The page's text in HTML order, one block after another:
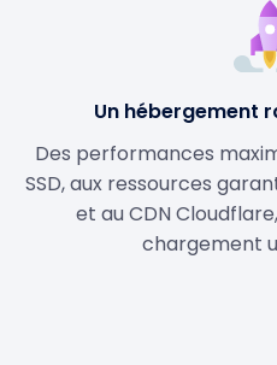
Un hébergement
Des performances
SSD, aux ressources
et au CDN
chargement